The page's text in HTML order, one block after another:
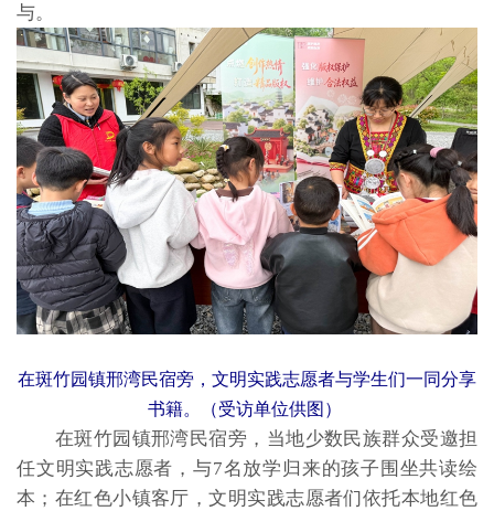
与。
在斑竹园镇邢湾民宿旁，文明实践志愿者与学生们一同分享
书籍。（受访单位供图）
在斑竹园镇邢湾民宿旁，当地少数民族群众受邀担
任文明实践志愿者，与7名放学归来的孩子围坐共读绘
本；在红色小镇客厅，文明实践志愿者们依托本地红色